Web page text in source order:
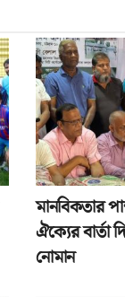
মানবিকতার
ঐক্যের বার্তা
নোমান